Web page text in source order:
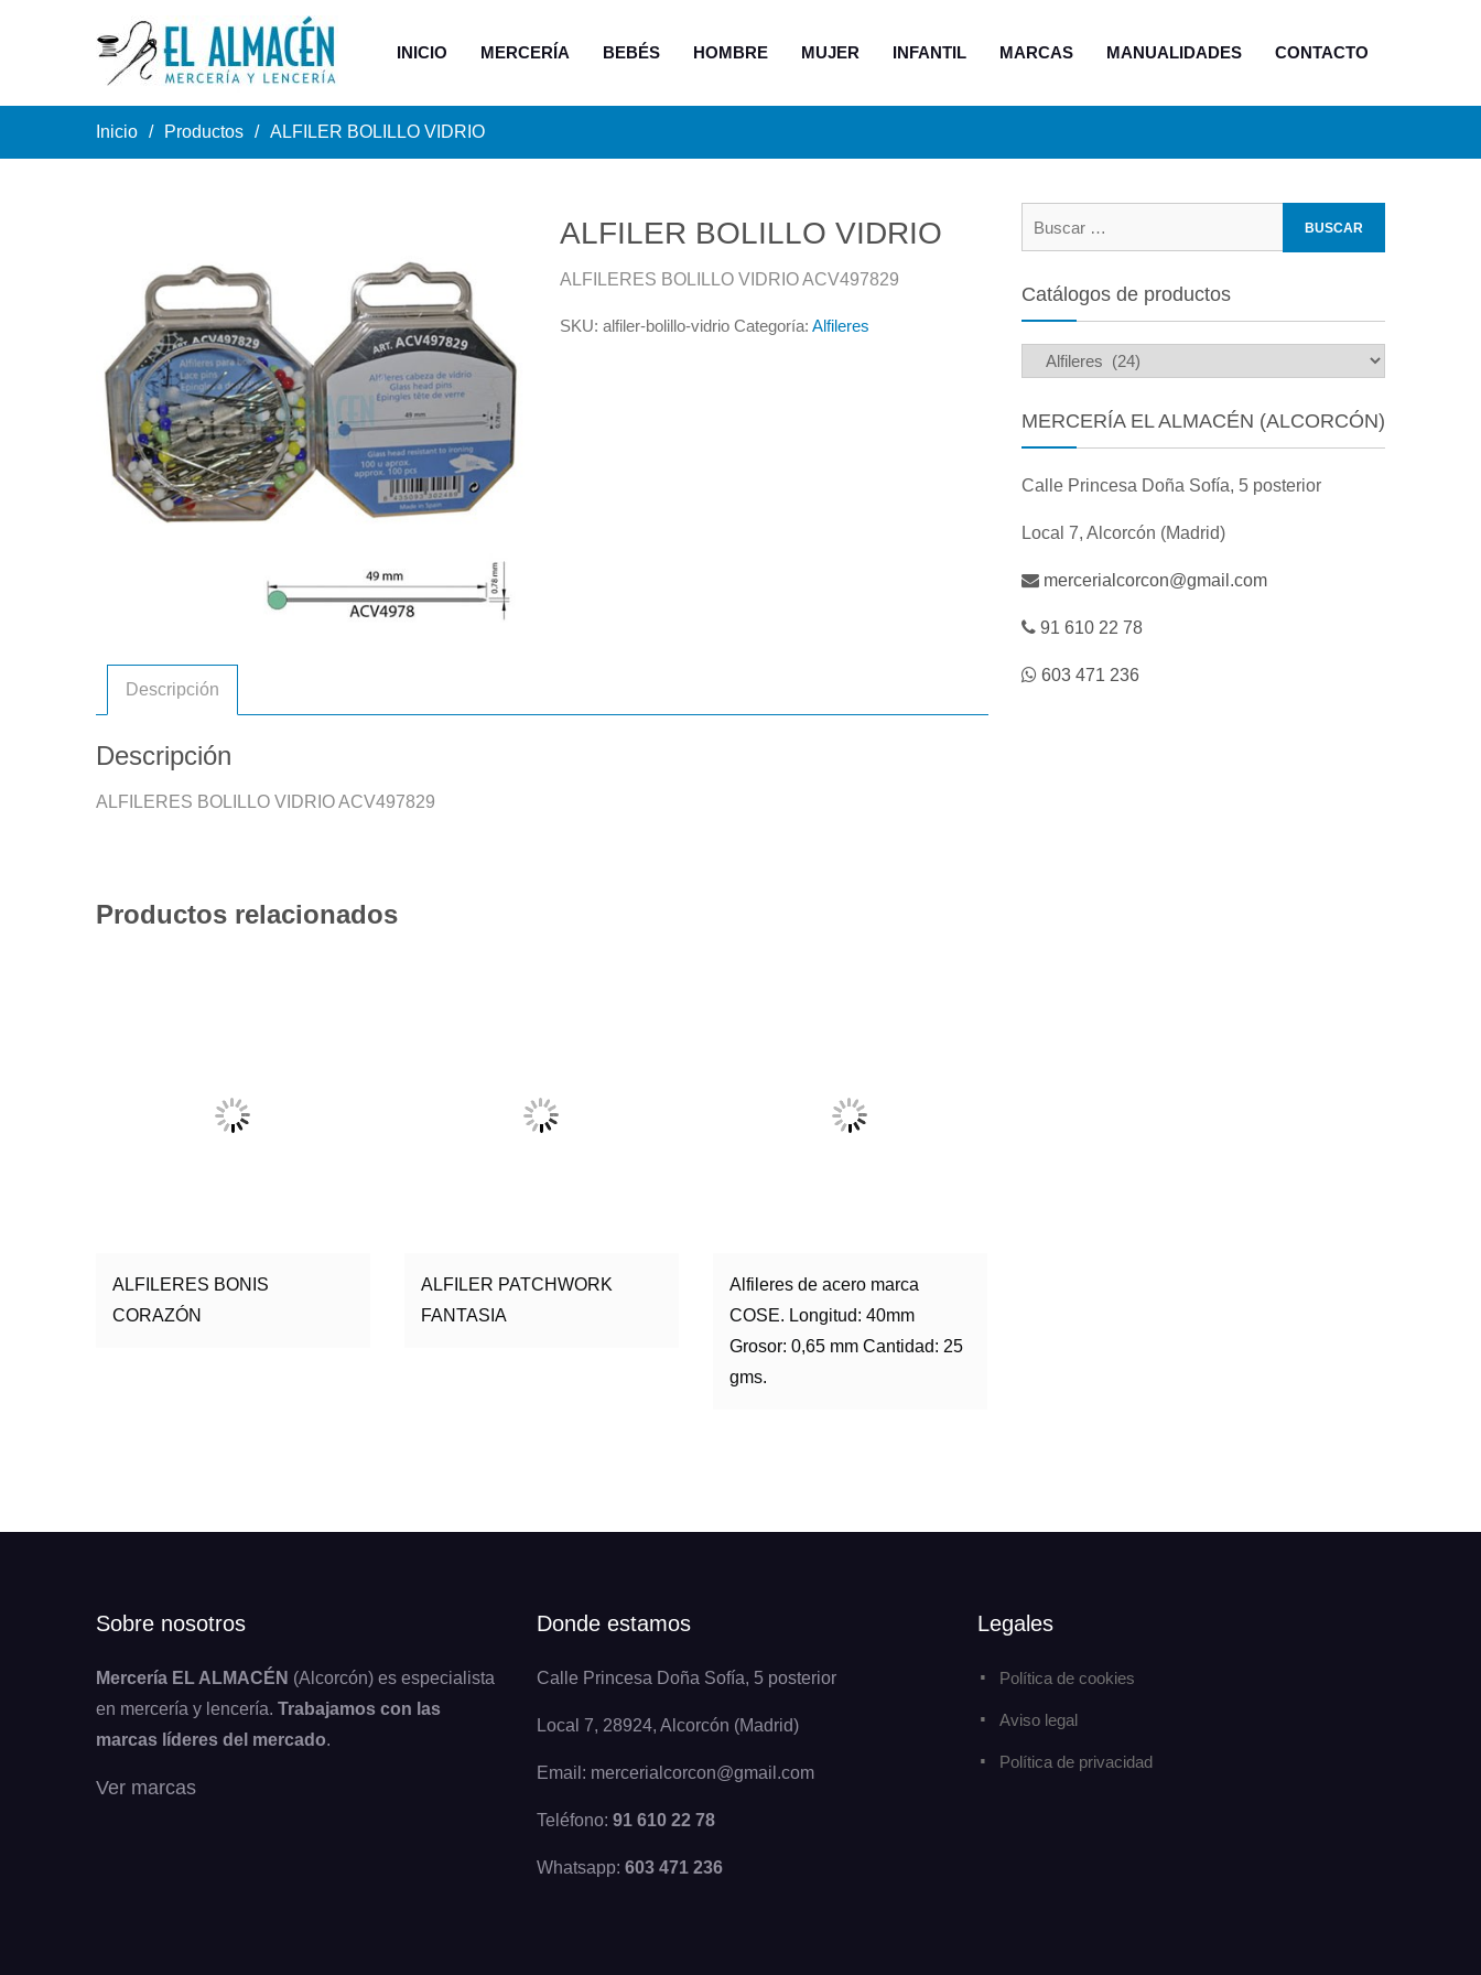
INICIO MERCERÍA BEBÉS HOMBRE MUJER INFANTIL MARCAS MANUALIDADES CONTACTO
Inicio Productos ALFILER BOLILLO VIDRIO
ALFILER BOLILLO VIDRIO
ALFILERES BOLILLO VIDRIO ACV497829
SKU:alfiler-bolillo-vidrio Categoría:Alfileres
Descripción
Descripción
ALFILERES BOLILLO VIDRIO ACV497829
Productos relacionados
ALFILERES BONIS
CORAZÓN
ALFILER PATCHWORK
FANTASIA
Alfileres de acero marca
COSE. Longitud: 40mm
Grosor: 0,65 mm Cantidad: 25
gms.
Catálogos de productos
MERCERÍA EL ALMACÉN (ALCORCÓN)
Calle Princesa Doña Sofía, 5 posterior
Local 7, Alcorcón (Madrid)
mercerialcorcon@gmail.com
91 610 22 78
603 471 236
Sobre nosotros
Mercería EL ALMACÉN (Alcorcón) es especialista
en mercería y lencería. Trabajamos con las
marcas líderes del mercado.
Ver marcas
Donde estamos
Calle Princesa Doña Sofía, 5 posterior
Local 7, 28924, Alcorcón (Madrid)
Email: mercerialcorcon@gmail.com
Teléfono: 91 610 22 78
Whatsapp: 603 471 236
Legales
Política de cookies
Aviso legal
Política de privacidad